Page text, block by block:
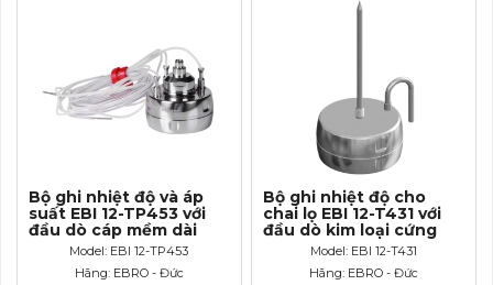
Bộ ghi nhiệt độ và áp
suất EBI 12-TP453 với
đầu dò cáp mềm dài
1200mm và đầu kết nói
Model: EBI 12-TP453
Hãng: EBRO - Đức
Bộ ghi nhiệt độ cho
chai lọ EBI 12-T431 với
đầu dò kim loại cứng
dài 75mmModel: EBI 12-T431
Hãng: EBRO - Đức